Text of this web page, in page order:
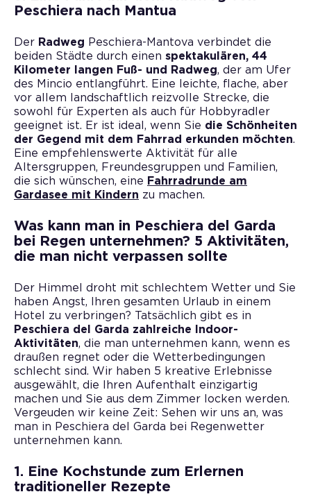
Peschiera nach Mantua
Der Radweg Peschiera-Mantova verbindet die
beiden Städte durch einen spektakulären, 44
Kilometer langen Fuß- und Radweg, der am Ufer
des Mincio entlangführt. Eine leichte, flache, aber
vor allem landschaftlich reizvolle Strecke, die
sowohl für Experten als auch für Hobbyradler
geeignet ist. Er ist ideal, wenn Sie die Schönheiten
der Gegend mit dem Fahrrad erkunden möchten.
Eine empfehlenswerte Aktivität für alle
Altersgruppen, Freundesgruppen und Familien,
die sich wünschen, eine Fahrradrunde am
Gardasee mit Kindern zu machen.
Was kann man in Peschiera del Garda
bei Regen unternehmen? 5 Aktivitäten,
die man nicht verpassen sollte
Der Himmel droht mit schlechtem Wetter und Sie
haben Angst, Ihren gesamten Urlaub in einem
Hotel zu verbringen? Tatsächlich gibt es in
Peschiera del Garda zahlreiche Indoor-
Aktivitäten, die man unternehmen kann, wenn es
draußen regnet oder die Wetterbedingungen
schlecht sind. Wir haben 5 kreative Erlebnisse
ausgewählt, die Ihren Aufenthalt einzigartig
machen und Sie aus dem Zimmer locken werden.
Vergeuden wir keine Zeit: Sehen wir uns an, was
man in Peschiera del Garda bei Regenwetter
unternehmen kann.
1. Eine Kochstunde zum Erlernen
traditioneller Rezepte